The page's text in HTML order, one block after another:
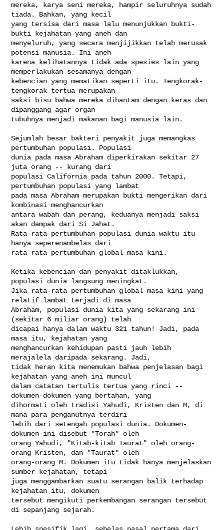
mereka, karya seni mereka, hampir seluruhnya sudah
tiada. Bahkan, yang kecil
yang tersisa dari masa lalu menunjukkan bukti-
bukti kejahatan yang aneh dan
menyeluruh, yang secara menjijikkan telah merusak
potensi manusia. Ini aneh
karena kelihatannya tidak ada spesies lain yang
memperlakukan sesamanya dengan
kebencian yang mematikan seperti itu. Tengkorak-
tengkorak tertua merupakan
saksi bisu bahwa mereka dihantam dengan keras dan
dipanggang agar organ
tubuhnya menjadi makanan bagi manusia lain.
Sejumlah besar bakteri penyakit juga memangkas
pertumbuhan populasi. Populasi
dunia pada masa Abraham diperkirakan sekitar 27
juta orang -- kurang dari
populasi California pada tahun 2000. Tetapi,
pertumbuhan populasi yang lambat
pada masa Abraham merupakan bukti mengerikan dari
kombinasi menghancurkan
antara wabah dan perang, keduanya menjadi saksi
akan dampak dari Si Jahat.
Rata-rata pertumbuhan populasi dunia waktu itu
hanya seperenambelas dari
rata-rata pertumbuhan global masa kini.
Ketika kebencian dan penyakit ditaklukkan,
populasi dunia langsung meningkat.
Jika rata-rata pertumbuhan global masa kini yang
relatif lambat terjadi di masa
Abraham, populasi dunia kita yang sekarang ini
(sekitar 6 miliar orang) telah
dicapai hanya dalam waktu 321 tahun! Jadi, pada
masa itu, kejahatan yang
menghancurkan kehidupan pasti jauh lebih
merajalela daripada sekarang. Jadi,
tidak heran kita menemukan bahwa penjelasan bagi
kejahatan yang aneh ini muncul
dalam catatan tertulis tertua yang rinci --
dokumen-dokumen yang bertahan, yang
dihormati oleh tradisi Yahudi, Kristen dan M, di
mana para penganutnya terdiri
lebih dari setengah populasi dunia. Dokumen-
dokumen ini disebut "Torah" oleh
orang Yahudi, "Kitab-kitab Taurat" oleh orang-
orang Kristen, dan "Taurat" oleh
orang-orang M. Dokumen itu tidak hanya menjelaskan
sumber kejahatan, tetapi
juga menggambarkan suatu serangan balik terhadap
kejahatan itu, dokumen
tersebut mengikuti perkembangan serangan tersebut
di sepanjang sejarah.